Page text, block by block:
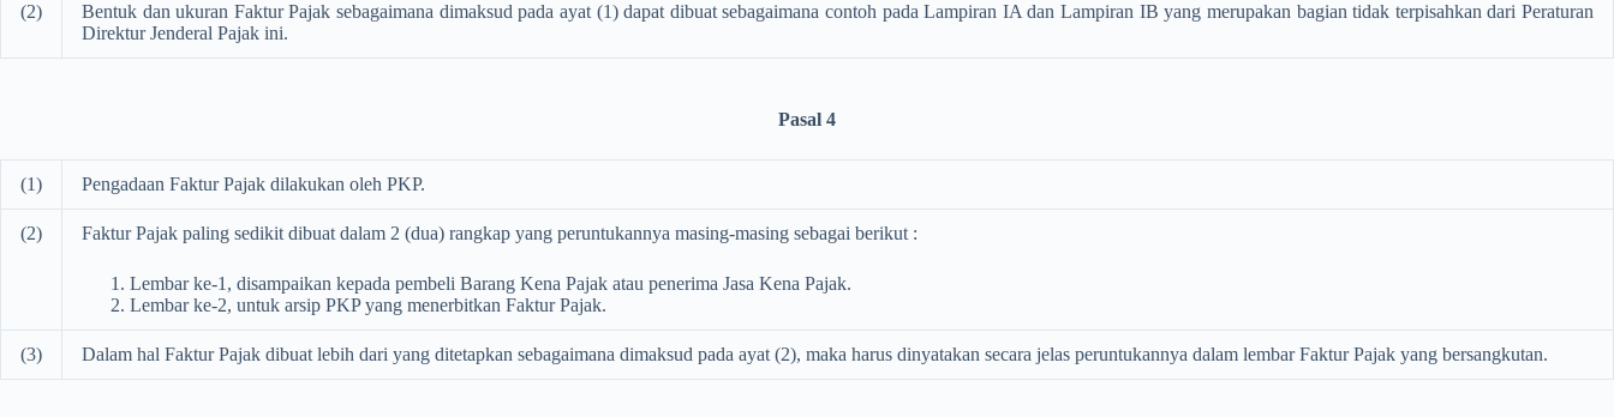
(2)
Bentuk dan ukuran Faktur Pajak sebagaimana dimaksud pada ayat (1) dapat dibuat sebagaimana contoh pada Lampiran IA dan Lampiran IB yang merupakan bagian tidak terpisahkan dari Peraturan
Direktur Jenderal Pajak ini.
Pasal 4
(1) Pengadaan Faktur Pajak dilakukan oleh PKP.
(2) Faktur Pajak paling sedikit dibuat dalam 2 (dua) rangkap yang peruntukannya masing-masing sebagai berikut :
Lembar ke-1, disampaikan kepada pembeli Barang Kena Pajak atau penerima Jasa Kena Pajak.
Lembar ke-2, untuk arsip PKP yang menerbitkan Faktur Pajak.
(3) Dalam hal Faktur Pajak dibuat lebih dari yang ditetapkan sebagaimana dimaksud pada ayat (2), maka harus dinyatakan secara jelas peruntukannya dalam lembar Faktur Pajak yang bersangkutan.